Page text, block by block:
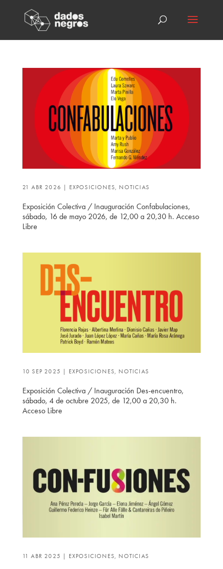
21 ABR 2026 | EXPOSICIONES, NOTICIAS
Exposición Colectiva / Inauguración Confabulaciones,
sábado, 16 de mayo 2026, de 12,00 a 20,30 h. Acceso
Libre
10 SEP 2025 | EXPOSICIONES, NOTICIAS
Exposición Colectiva / Inauguración Des-encuentro,
sábado, 4 de octubre 2025, de 12,00 a 20,30 h.
Acceso Libre
11 ABR 2025 | EXPOSICIONES, NOTICIAS